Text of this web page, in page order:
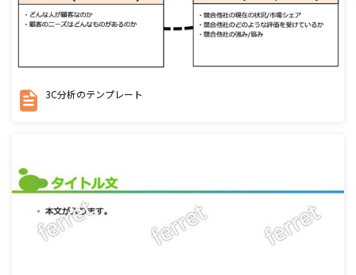
3C分析のテンプレート